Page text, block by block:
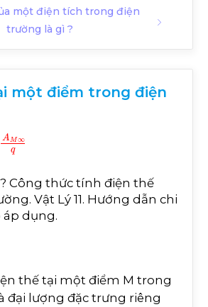
một điện tích trong điện
trường là gì ?
một điểm trong điện
AM∞
Công thức tính điện thế
Vật Lý 11. Hướng dẫn chi
áp dụng.
thế tại một điểm M trong
đại lượng đặc trưng riêng